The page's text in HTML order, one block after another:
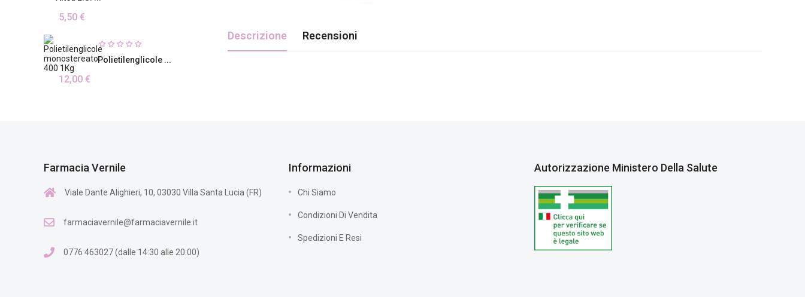
5,50 €
Polietilenglicole ...
12,00 €
Descrizione Recensioni
Farmacia Vernile
Viale Dante Alighieri, 10, 03030 Villa Santa Lucia (FR)
farmaciavernile@farmaciavernile.it
0776 463027 (dalle 14:30 alle 20:00)
Informazioni
Chi Siamo
Condizioni Di Vendita
Spedizioni E Resi
Autorizzazione Ministero Della Salute